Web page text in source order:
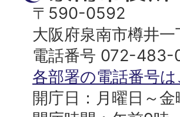
南
市
役
所
〒590-0592
大阪府泉南市樽井一
電話番号 072-483-
各部署の電話番号は
開庁日：月曜日～